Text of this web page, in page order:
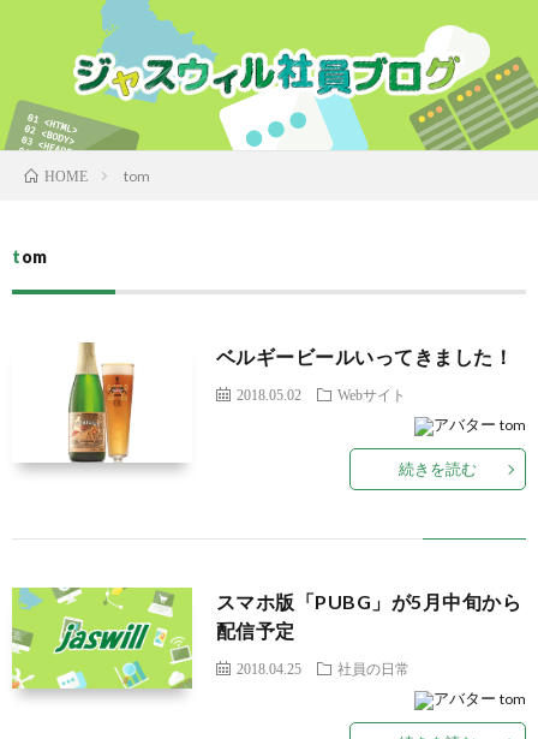
HOME tom
tom
ベルギービールいってきました！
2018.05.02 Webサイト
tom
続きを読む
スマホ版「PUBG」が5月中旬から
配信予定
2018.04.25 社員の日常
tom